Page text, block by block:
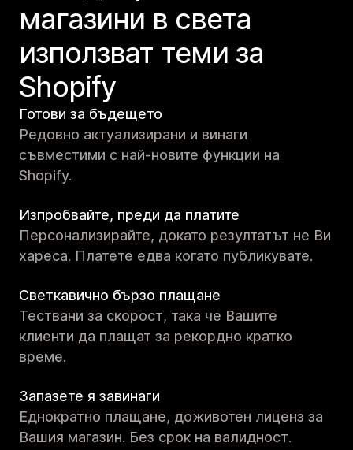
магазини в света
използват теми за
Shopify
Готови за бъдещето
Редовно актуализирани и винаги
съвместими с най-новите функции на
Shopify.
Изпробвайте, преди да платите
Персонализирайте, докато резултатът не Ви
хареса. Платете едва когато публикувате.
Светкавично бързо плащане
Тествани за скорост, така че Вашите
клиенти да плащат за рекордно кратко
време.
Запазете я завинаги
Еднократно плащане, доживотен лиценз за
Вашия магазин. Без срок на валидност.